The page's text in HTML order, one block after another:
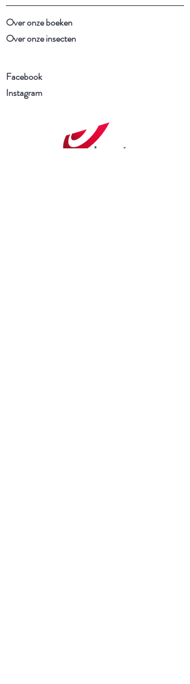
Over onze boeken
Over onze insecten
Facebook
Instagram